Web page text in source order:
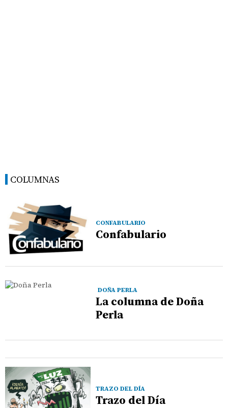
COLUMNAS
CONFABULARIO
Confabulario
DOÑA PERLA
La columna de Doña
Perla
TRAZO DEL DÍA
Trazo del Día